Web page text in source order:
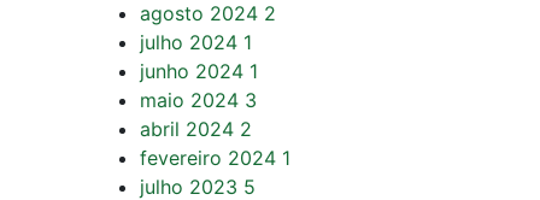
agosto 2024 2
julho 2024 1
junho 2024 1
maio 2024 3
abril 2024 2
fevereiro 2024 1
julho 2023 5